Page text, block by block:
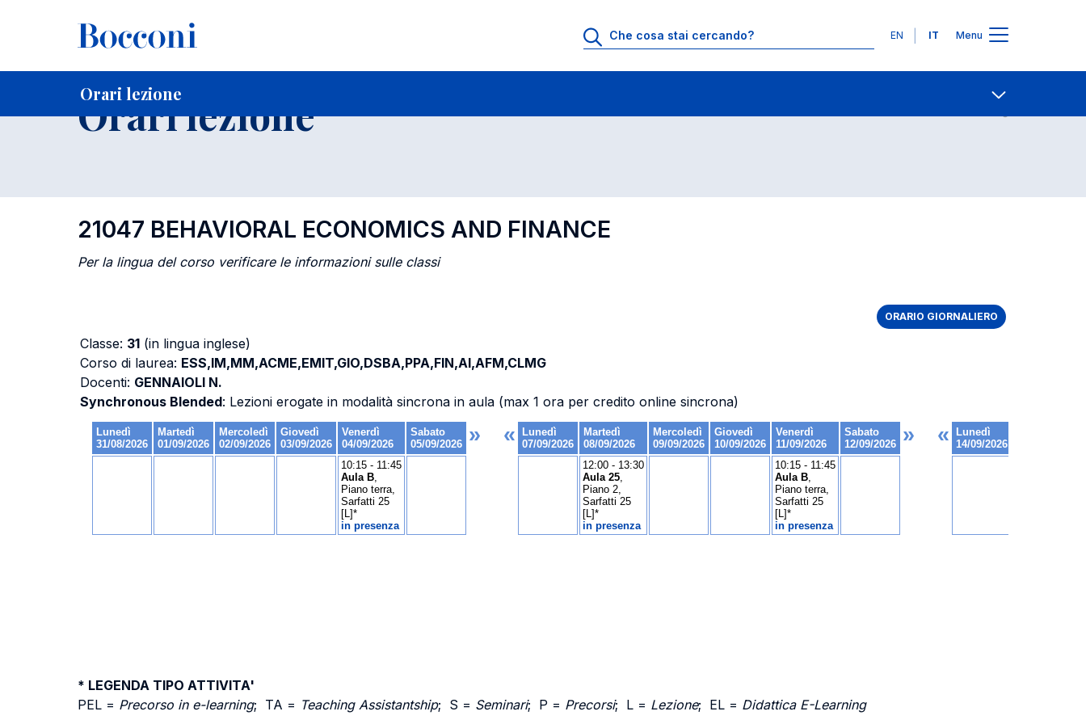
Lingue
EN IT Menu
Orari lezione
Home Per studenti iscritti Contatti
Orari lezione
21047 BEHAVIORAL ECONOMICS AND FINANCE
Per la lingua del corso verificare le informazioni sulle classi
ORARIO GIORNALIERO
Classe: 31 (in lingua inglese)
Corso di laurea: ESS,IM,MM,ACME,EMIT,GIO,DSBA,PPA,FIN,AI,AFM,CLMG
Docenti: GENNAIOLI N.
Synchronous Blended: Lezioni erogate in modalità sincrona in aula (max 1 ora per credito online sincrona)
* LEGENDA TIPO ATTIVITA'
PEL = Precorso in e-learning; TA = Teaching Assistantship; S = Seminari; P = Precorsi; L = Lezione; EL = Didattica E-Learning